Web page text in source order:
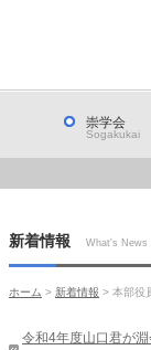
崇学会
Sogakukai
新着情報 What's News
ホーム > 新着情報 > 本部役
令和4年度山口君が